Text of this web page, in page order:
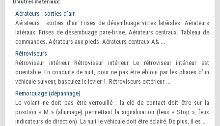
D'autres materiaux:
Aérateurs : sorties d’air
Aérateurs : sorties d’air Frises de désembuage vitres latérales. Aérateurs
latéraux. Frises de désembuage pare-brise. Aérateurs centraux. Tableau de
commandes. Aérateurs aux pieds. Aérateurs centraux A& ...
Rétroviseurs
Rétroviseur intérieur Rétroviseur intérieur Le rétroviseur intérieur est
orientable. En conduite de nuit, pour ne pas être ébloui par les phares d’un
véhicule suiveur, basculez le levier 1. Rétroviseurs extérieur ...
Remorquage (dépannage)
Le volant ne doit pas être verrouillé ; la clé de contact doit être sur la
position « M » (allumage) permettant la signalisation (feux « Stop », feux
indicateurs de direction). La nuit le véhicule doit être éclairé. De plus, il es ...